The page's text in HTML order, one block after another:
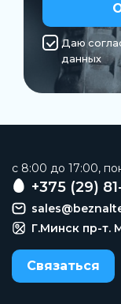
Даю
данных
c 8:00 до 17:00,
+375 (29)
Г.Минск пр-т.
Связаться